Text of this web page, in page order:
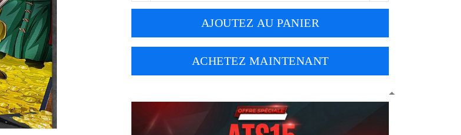
AJOUTEZ AU PANIER
ACHETEZ MAINTENANT